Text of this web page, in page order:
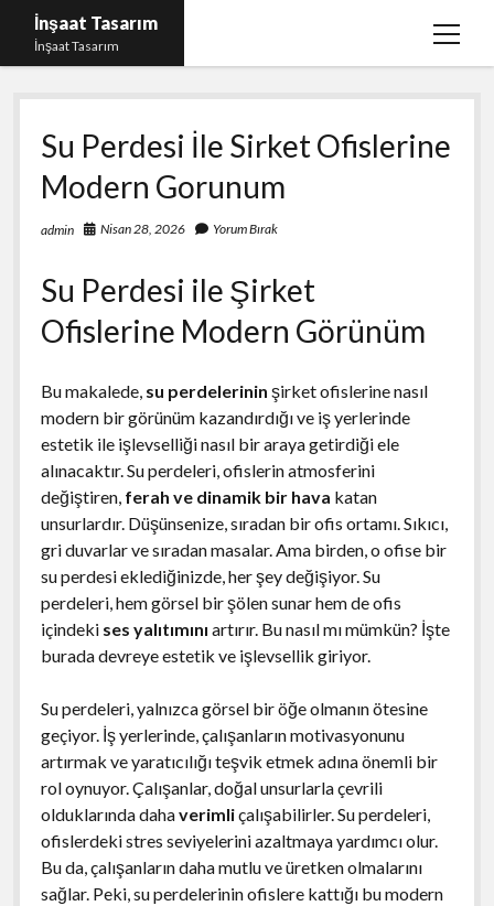
İnşaat Tasarım
İnşaat Tasarım
menüyü
Instagram Gizli Hesap Bakma
Instagram Türk Takipçi Yükleme Ücretsiz
Liste
Sayfa Listesi
Su Perdesi İle Sirket Ofislerine
Modern Gorunum
admin Nisan 28, 2026 Yorum Bırak
Su Perdesi ile Şirket
Ofislerine Modern Görünüm
Bu makalede, su perdelerinin şirket ofislerine nasıl
modern bir görünüm kazandırdığı ve iş yerlerinde
estetik ile işlevselliği nasıl bir araya getirdiği ele
alınacaktır. Su perdeleri, ofislerin atmosferini
değiştiren, ferah ve dinamik bir hava katan
unsurlardır. Düşünsenize, sıradan bir ofis ortamı. Sıkıcı,
gri duvarlar ve sıradan masalar. Ama birden, o ofise bir
su perdesi eklediğinizde, her şey değişiyor. Su
perdeleri, hem görsel bir şölen sunar hem de ofis
içindeki ses yalıtımını artırır. Bu nasıl mı mümkün? İşte
burada devreye estetik ve işlevsellik giriyor.
Su perdeleri, yalnızca görsel bir öğe olmanın ötesine
geçiyor. İş yerlerinde, çalışanların motivasyonunu
artırmak ve yaratıcılığı teşvik etmek adına önemli bir
rol oynuyor. Çalışanlar, doğal unsurlarla çevrili
olduklarında dahaverimliçalışabilirler. Su perdeleri,
ofislerdeki stres seviyelerini azaltmaya yardımcı olur.
Bu da, çalışanların daha mutlu ve üretken olmalarını
sağlar. Peki, su perdelerinin ofislere kattığı bu modern